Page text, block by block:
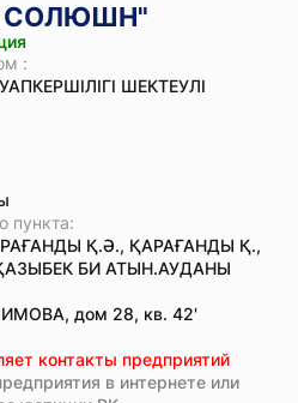
СОЛЮШН"
:
ШЕКТЕУЛІ
пункта:
Қ.Ә., ҚАРАҒАНДЫ Қ.,
БИ АТЫН.АУДАНЫ
дом 28, кв. 42'
контакты предприятий
в интернете или